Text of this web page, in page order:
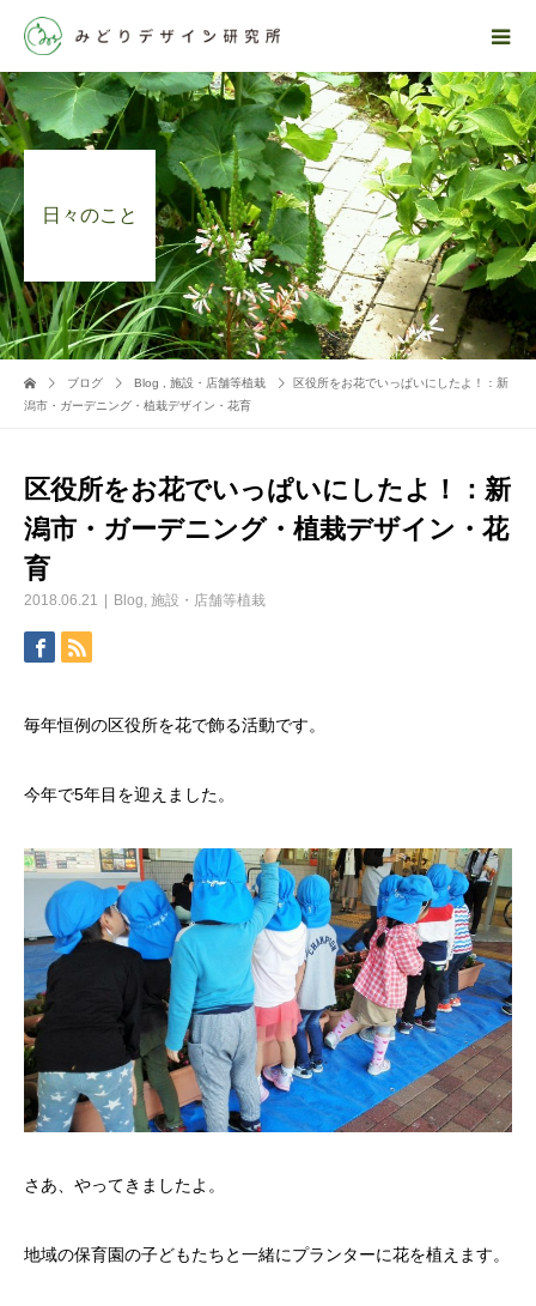
日々のこと
ブログ Blog 施設・店舗等植栽
区役所をお花でいっぱいにしたよ！：新
潟市・ガーデニング・植栽デザイン・花育
区役所をお花でいっぱいにしたよ！：新
潟市・ガーデニング・植栽デザイン・花
育
2018.06.21 Blog, 施設・店舗等植栽
毎年恒例の区役所を花で飾る活動です。
今年で5年目を迎えました。
さあ、やってきましたよ。
地域の保育園の子どもたちと一緒にプランターに花を植えます。